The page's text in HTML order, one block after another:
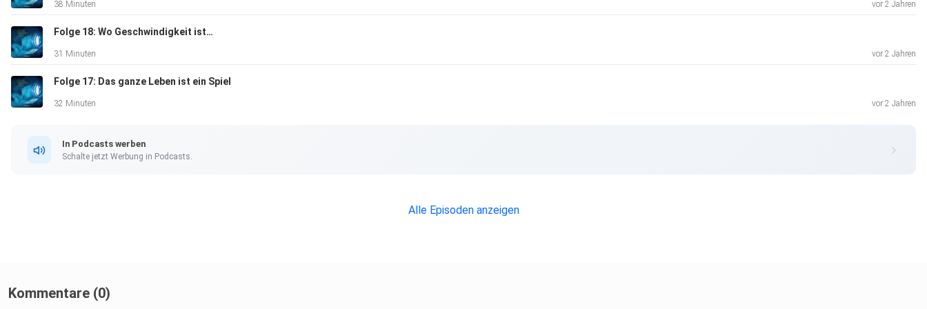
38 Minuten vor 2 Jahren
Folge 18: Wo Geschwindigkeit ist…
31 Minuten vor 2 Jahren
Folge 17: Das ganze Leben ist ein Spiel
32 Minuten vor 2 Jahren
In Podcasts werben
Schalte jetzt Werbung in Podcasts.
Alle Episoden anzeigen
Kommentare (0)